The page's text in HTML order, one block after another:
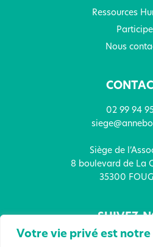
Votre vie privé est
Ressources
Nous
02 99 94
Siège de
8 boulevard de La
35300
SUIVEZ-